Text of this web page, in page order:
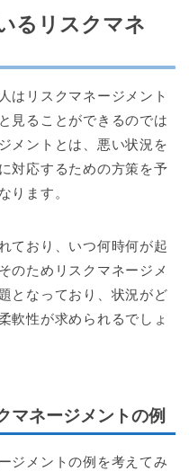
るリスクマネ
はリスクマネージメント
見ることができるのでは
メントとは、悪い状況を
対応するための方策を予
ります。
ており、いつ何時何が起
のためリスクマネージメ
となっており、状況がど
軟性が求められるでしょ
マネージメントの例
ジメントの例を考えてみ